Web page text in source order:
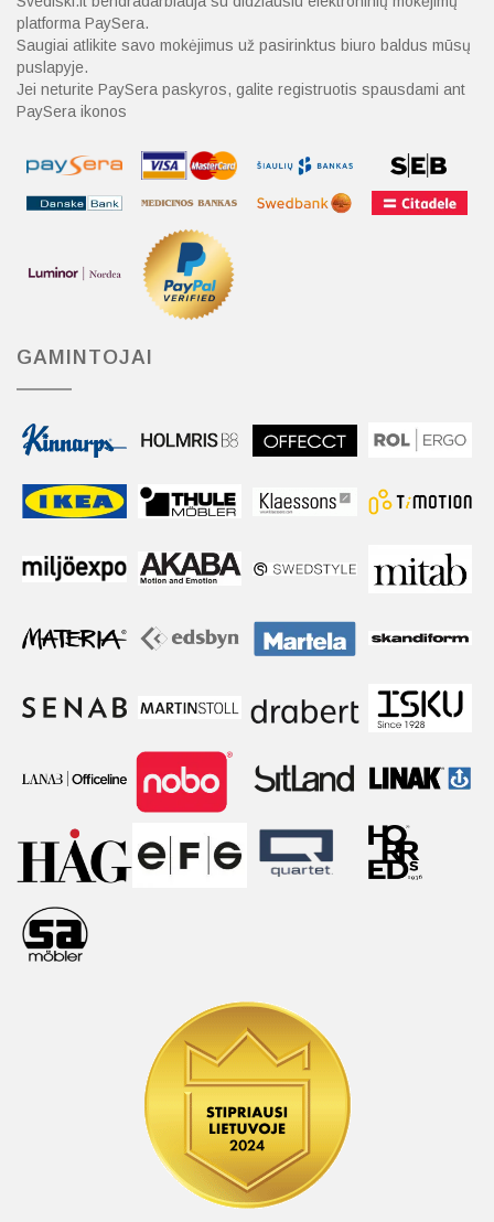
platforma PaySera.
Saugiai atlikite savo mokėjimus už pasirinktus biuro baldus mūsų
puslapyje.
Jei neturite PaySera paskyros, galite registruotis spausdami ant
PaySera ikonos
GAMINTOJAI